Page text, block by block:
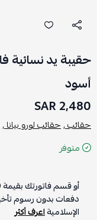
حقيبة يد نسائية
أسود
2,480 SAR
حقائب ,حقائب لورو بيانا ,
متوفر
أو قسم فاتورتك بقيمة
دفعات بدون رسوم
الإسلاميةاعرف أكثر